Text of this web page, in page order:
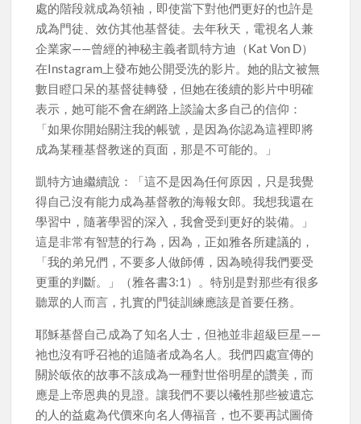
處的階段就成為領袖，即使當下對他們更好的也許是
成為門徒、效仿其他基督徒。去年秋天，電視名人兼
企業家——曾經的神秘主義者凱特方迪（Kat Von D）
在Instagram上發布她公開受洗的影片。她的貼文被無
數目瞪口呆的基督徒轉發，但她在後續的影片中明確
表示，她可能不會在網路上談論太多自己的信仰：
「如果你開始關注我的帳號，是因為你認為這裡即將
成為某種基督教迷的頁面，那是不可能的。」
凱特方迪繼續說：「這不是因為任何原因，只是我覺
得自己沒有能力成為基督教的海報女郎。我想我還在
學習中，隨著學習的深入，我會受到更好的裝備。」
這是非常有智慧的行為，因為，正如雅各所建議的，
「我的弟兄們，不要多人做師傅，因為曉得我們要受
更重的判斷。」（雅各書3:1）。特別是對那些有很多
聽眾的人而言，扎實的門徒訓練應該是首要任務。
耶穌基督自己成為了知名人士，但祂並非超級巨星——
祂也沒有呼召祂的追隨者成為名人。我們四處宣傳的
關於皈依的故事不該成為一種對世俗明星的讚美，而
應是上帝恩典的見證。讓我們不要以犧牲那些被遺忘
的人的益處為代價來向名人傳福音，也不要再試圖倚